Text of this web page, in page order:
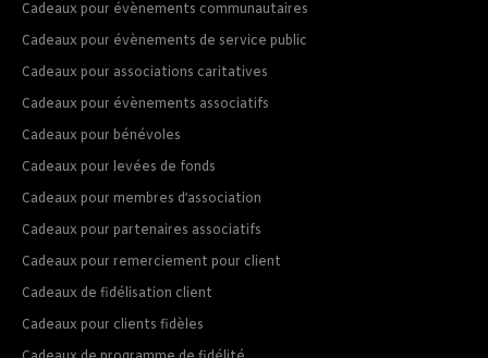
Cadeaux pour évènements communautaires
Cadeaux pour évènements de service public
Cadeaux pour associations caritatives
Cadeaux pour évènements associatifs
Cadeaux pour bénévoles
Cadeaux pour levées de fonds
Cadeaux pour membres d’association
Cadeaux pour partenaires associatifs
Cadeaux pour remerciement pour client
Cadeaux de fidélisation client
Cadeaux pour clients fidèles